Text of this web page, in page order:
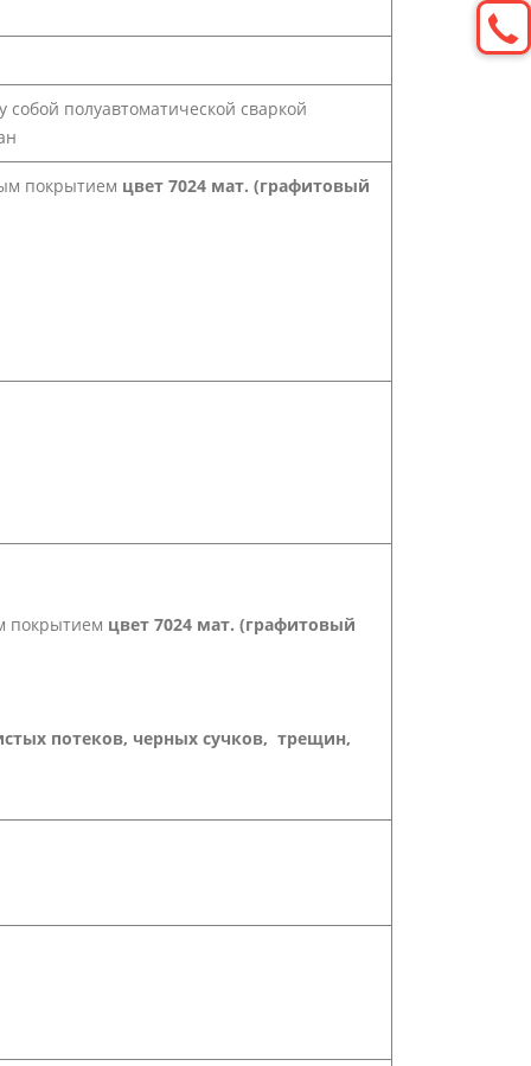
полуавтоматической сваркой
покрытием цвет 7024 мат. (графитовый
покрытием цвет 7024 мат. (графитовый
потеков, черных сучков, трещин,